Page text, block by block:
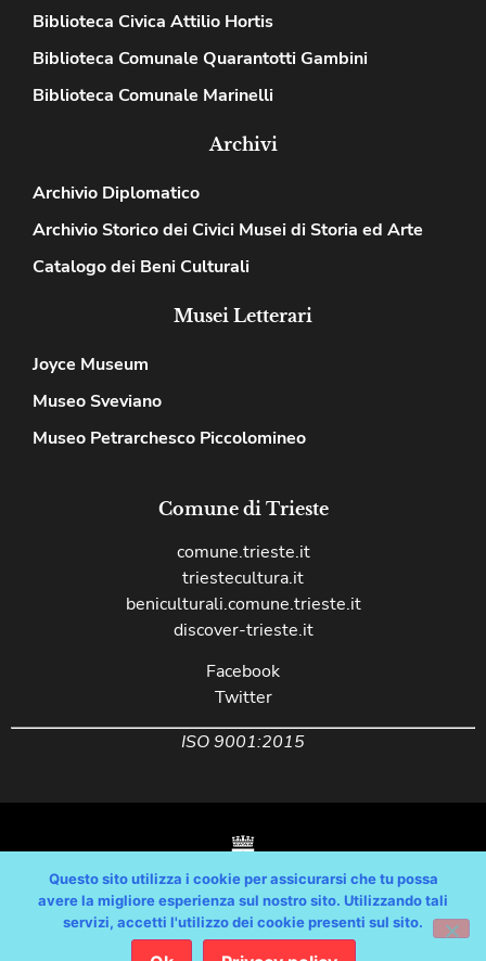
Biblioteca Civica Attilio Hortis
Biblioteca Comunale Quarantotti Gambini
Biblioteca Comunale Marinelli
Archivi
Archivio Diplomatico
Archivio Storico dei Civici Musei di Storia ed Arte
Catalogo dei Beni Culturali
Musei Letterari
Joyce Museum
Museo Sveviano
Museo Petrarchesco Piccolomineo
Comune di Trieste
comune.trieste.it
triestecultura.it
beniculturali.comune.trieste.it
discover-trieste.it
Facebook
Twitter
ISO 9001:2015
Copyright © Comune di Trieste – partita Iva 00210240321 – tutti i diritti
Questo sito utilizza i cookie per assicurarsi che tu possa
avere la migliore esperienza sul nostro sito. Utilizzando tali
servizi, accetti l'utilizzo dei cookie presenti sul sito.